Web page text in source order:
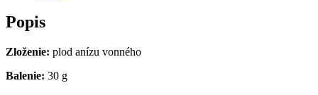
Popis
Zloženie: plod anízu vonného
Balenie: 30 g